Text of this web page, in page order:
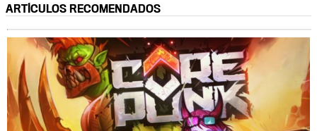
ARTÍCULOS RECOMENDADOS